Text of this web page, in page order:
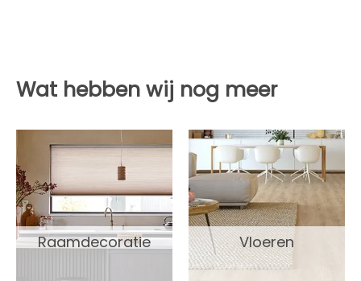
Wat hebben wij nog meer
Raamdecoratie Vloeren